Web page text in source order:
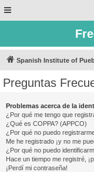
Spanish Institute of
Preguntas
Problemas acerca de la
¿Por qué me tengo que
¿Qué es COPPA? (APPCO)
¿Por qué no puedo
Me he registrado ¡y no me
¿Por qué no puedo
Hace un tiempo me registré,
¡Perdí mi contraseña!